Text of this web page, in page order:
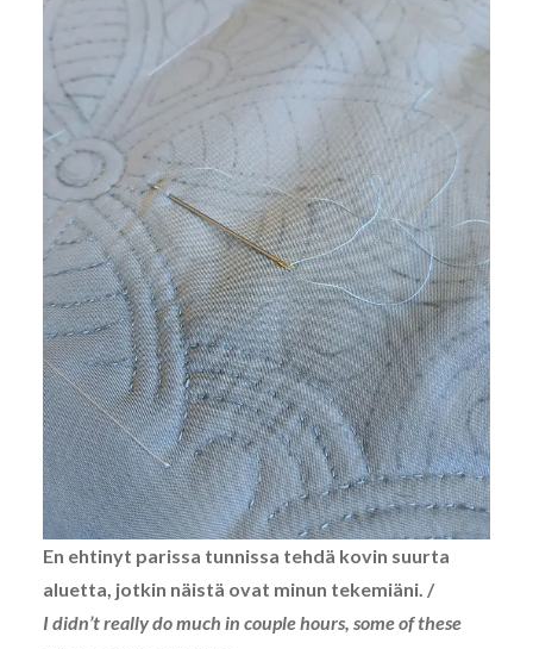
En ehtinyt parissa tunnissa tehdä kovin suurta
aluetta, jotkin näistä ovat minun tekemiäni. /
I didn’t really do much in couple hours, some of these